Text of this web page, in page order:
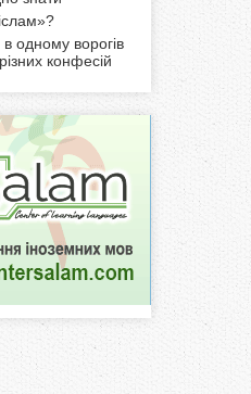
одному ворогів
конфесій